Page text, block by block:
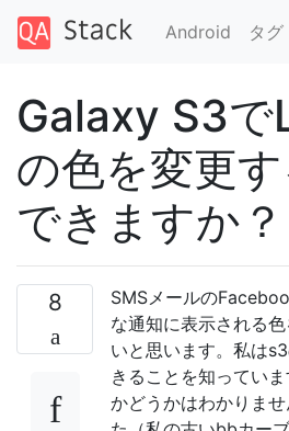
Android タグ
Galaxy S3で
の色を変更
できますか？
8
SMSメールの
な通知に表示される
いと思います。私は
きることを知ってい
かどうかはわかりま